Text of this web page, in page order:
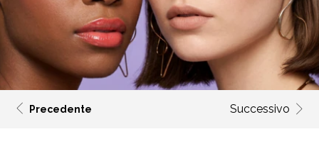
Precedente Successivo